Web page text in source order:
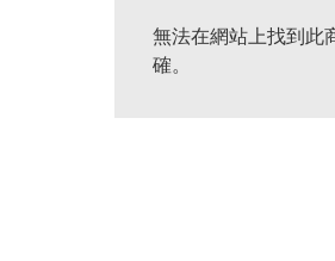
無法在網站上找到此
確。